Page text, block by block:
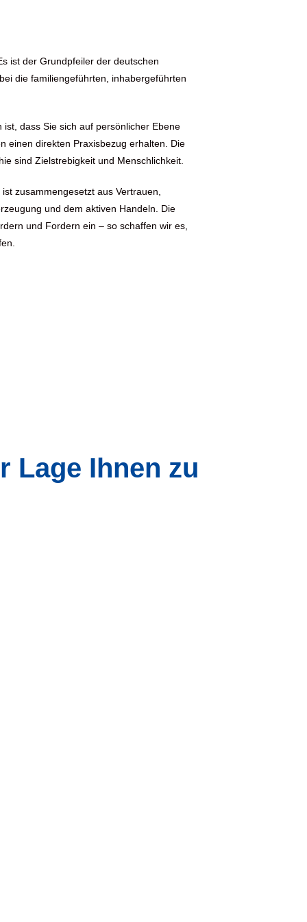
ist der Grundpfeiler der deutschen
die familiengeführten, inhabergeführten
dass Sie sich auf persönlicher Ebene
einen direkten Praxisbezug erhalten. Die
sind Zielstrebigkeit und Menschlichkeit.
zusammengesetzt aus Vertrauen,
und dem aktiven Handeln. Die
und Fordern ein – so schaffen wir es,
Lage Ihnen zu